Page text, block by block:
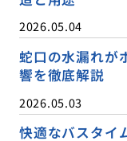
2026.05.04
蛇口の水漏れが
響を徹底解説
2026.05.03
快適なバスタイ